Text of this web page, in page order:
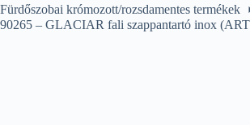
Home
Fürdőszobai krómozott/rozsdamentes termékek
90265 – GLACIAR fali szappantartó inox